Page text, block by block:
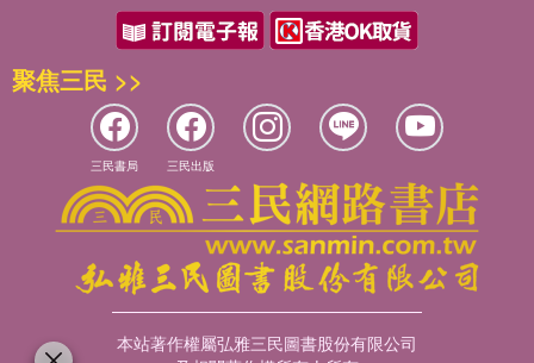
聚焦三民 >>
三民書局 三民出版
本站著作權屬弘雅三民圖書股份有限公司